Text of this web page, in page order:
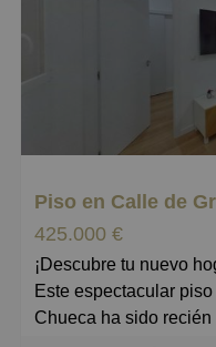
Piso en Calle de
425.000 €
¡Descubre tu nuevo hogar en el corazón de Madrid!
Este espectacular
Chueca ha sido